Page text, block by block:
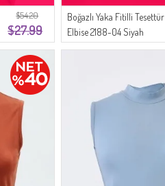
$54.20
$27.99
Boğazlı Yaka Fitilli Tesettür
Elbise 2188-04 Siyah